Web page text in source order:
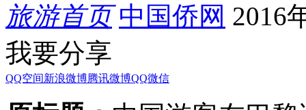
旅游首页 中国侨网 2016
我要分享
QQ空间新浪微博腾讯微博QQ微信